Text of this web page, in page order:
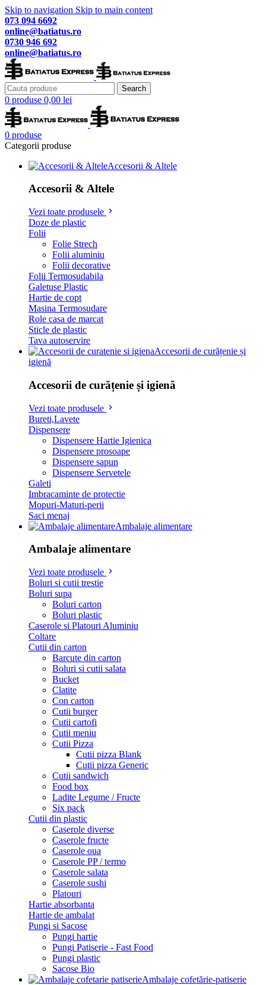
Skip to navigation Skip to main content
073 094 6692
online@batiatus.ro
0730 946 692
online@batiatus.ro
Search
0 produse 0,00 lei
0 produse
Categorii produse
Accesorii & Altele
Accesorii & Altele
Vezi toate produsele
Doze de plastic
Folii
Folie Strech
Folii aluminiu
Folii decorative
Folii Termosudabila
Galetuse Plastic
Hartie de copt
Masina Termosudare
Role casa de marcat
Sticle de plastic
Tava autoservire
Accesorii de curățenie și
igienă
Accesorii de curățenie și igienă
Vezi toate produsele
Bureti,Lavete
Dispensere
Dispensere Hartie Igienica
Dispensere prosoape
Dispensere sapun
Dispensere Servetele
Galeti
Imbracaminte de protectie
Mopuri-Maturi-perii
Saci menaj
Ambalaje alimentare
Ambalaje alimentare
Vezi toate produsele
Boluri si cutii trestie
Boluri supa
Boluri carton
Boluri plastic
Caserole si Platouri Aluminiu
Coltare
Cutii din carton
Barcute din carton
Boluri si cutii salata
Bucket
Clatite
Con carton
Cutii burger
Cutii cartofi
Cutii meniu
Cutii Pizza
Cutii pizza Blank
Cutii pizza Generic
Cutii sandwich
Food box
Ladite Legume / Fructe
Six pack
Cutii din plastic
Caserole diverse
Caserole fructe
Caserole oua
Caserole PP / termo
Caserole salata
Caserole sushi
Platouri
Hartie absorbanta
Hartie de ambalat
Pungi si Sacose
Pungi hartie
Pungi Patiserie - Fast Food
Pungi plastic
Sacose Bio
Ambalaje cofetărie-patiserie